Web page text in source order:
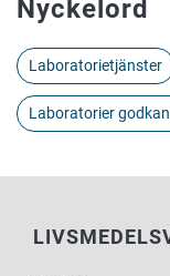
Nyckelord
Laboratorietjänster
Laboratorier